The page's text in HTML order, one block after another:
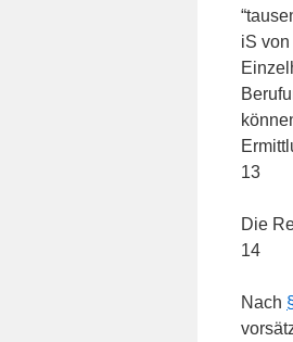
iS von
13
Die
14
Nach